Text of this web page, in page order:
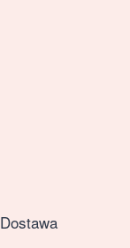
Dostawa